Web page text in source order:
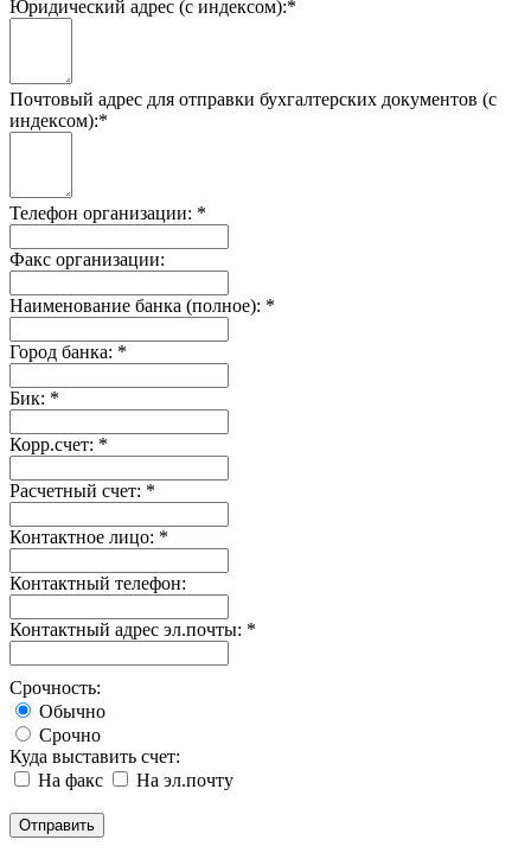
Юридический адрес (с индексом):*
Почтовый адрес для отправки бухгалтерских документов (с
индексом):*
Телефон организации: *
Факс организации:
Наименование банка (полное): *
Город банка: *
Бик: *
Корр.счет: *
Расчетный счет: *
Контактное лицо: *
Контактный телефон:
Контактный адрес эл.почты: *
Срочность:
Обычно
Срочно
Куда выставить счет:
На факс
На эл.почту